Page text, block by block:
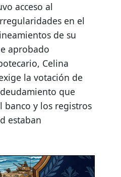
acceso al
en el
de su
aprobado
Celina
la votación de
que
y los registros
estaban